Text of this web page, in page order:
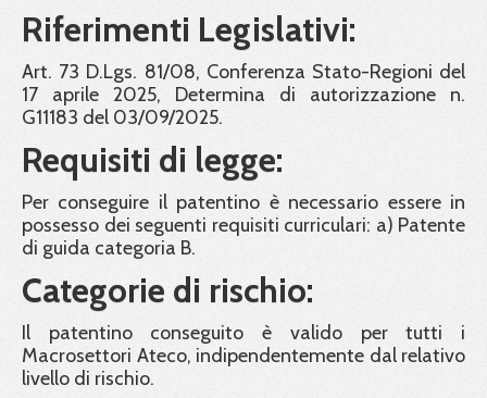
Riferimenti Legislativi:
Art. 73 D.Lgs. 81/08, Conferenza Stato-Regioni del
17 aprile 2025, Determina di autorizzazione n.
G11183 del 03/09/2025.
Requisiti di legge:
Per conseguire il patentino è necessario essere in
possesso dei seguenti requisiti curriculari: a) Patente
di guida categoria B.
Categorie di rischio:
Il patentino conseguito è valido per tutti i
Macrosettori Ateco, indipendentemente dal relativo
livello di rischio.